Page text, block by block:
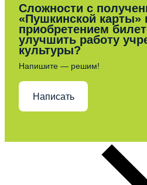
Сложности с
«Пушкинской карты»
приобретением
улучшить работу
культуры?
Напишите — решим!
Написать